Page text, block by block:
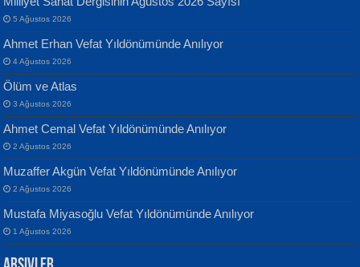
ATİLLA ÖZEN
Sultan Olmadan Önce Eyüp...
EKREM KARABABA
Yaralı Şiir...
Banu Sancak
Defterimden İçeri...
İsmail Aydos
İnkisar...
5 Ağustos 2026
Ahmet Erhan Vefat Yıldönümünde Anılıyor
4 Ağustos 2026
Ölüm ve Atlas
3 Ağustos 2026
Ahmet Cemal Vefat Yıldönümünde Anılıyor
2 Ağustos 2026
Muzaffer Akgün Vefat Yıldönümünde Anılıyor
2 Ağustos 2026
Mustafa Miyasoğlu Vefat Yıldönümünde Anılıyor
1 Ağustos 2026